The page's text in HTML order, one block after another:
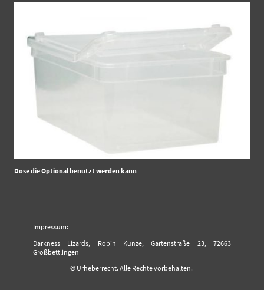
Dose die Optional benutzt werden kann
Impressum:
Darkness Lizards, Robin Kunze, Gartenstraße 23, 72663
Großbettlingen
© Urheberrecht. Alle Rechte vorbehalten.